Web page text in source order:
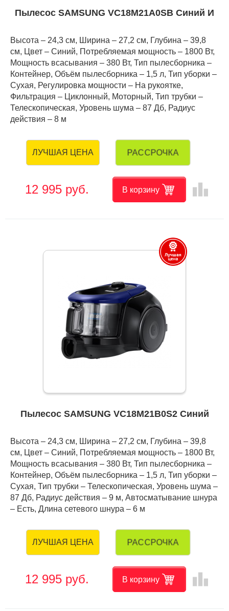
Пылесос SAMSUNG VC18M21A0SB Синий И
Высота – 24,3 см, Ширина – 27,2 см, Глубина – 39,8
см, Цвет – Синий, Потребляемая мощность – 1800 Вт,
Мощность всасывания – 380 Вт, Тип пылесборника –
Контейнер, Объём пылесборника – 1,5 л, Тип уборки –
Сухая, Регулировка мощности – На рукоятке,
Фильтрация – Циклонный, Моторный, Тип трубки –
Телескопическая, Уровень шума – 87 Дб, Радиус
действия – 8 м
ЛУЧШАЯ ЦЕНА РАССРОЧКА
12 995 руб. В корзину leaderboard
Пылесос SAMSUNG VC18M21B0S2 Синий
Высота – 24,3 см, Ширина – 27,2 см, Глубина – 39,8
см, Цвет – Синий, Потребляемая мощность – 1800 Вт,
Мощность всасывания – 380 Вт, Тип пылесборника –
Контейнер, Объём пылесборника – 1,5 л, Тип уборки –
Сухая, Тип трубки – Телескопическая, Уровень шума –
87 Дб, Радиус действия – 9 м, Автосматывание шнура
– Есть, Длина сетевого шнура – 6 м
ЛУЧШАЯ ЦЕНА РАССРОЧКА
12 995 руб. В корзину leaderboard